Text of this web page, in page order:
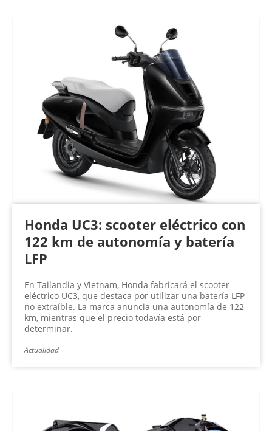
Honda UC3: scooter eléctrico con
122 km de autonomía y batería
LFP
En Tailandia y Vietnam, Honda fabricará el scooter
eléctrico UC3, que destaca por utilizar una batería LFP
no extraíble. La marca anuncia una autonomía de 122
km, mientras que el precio todavía está por
determinar.
Actualidad